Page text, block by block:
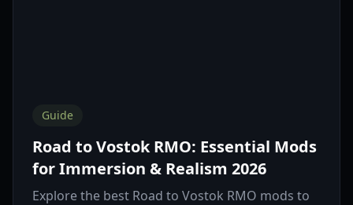
Guide
Road to Vostok RMO: Essential Mods
for Immersion & Realism 2026
Explore the best Road to Vostok RMO mods to